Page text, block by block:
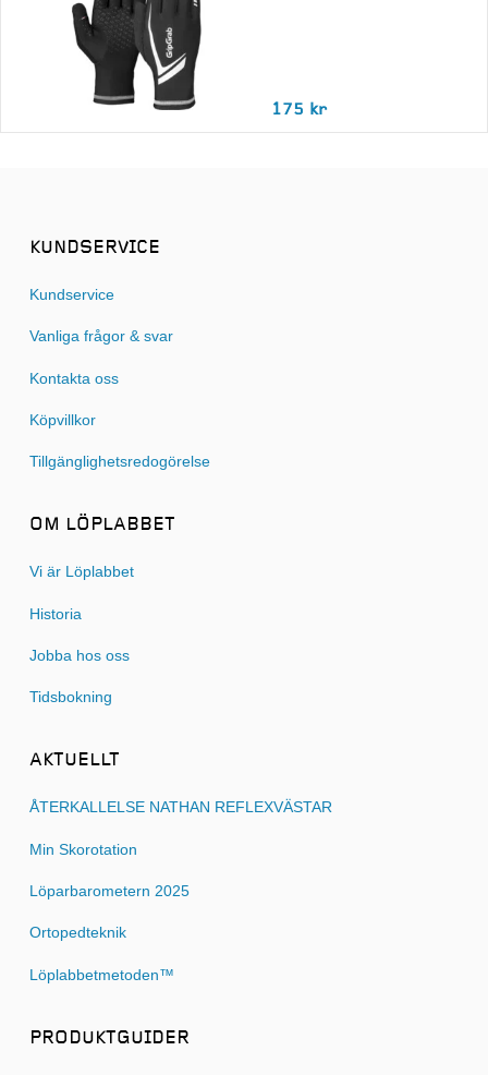
175 kr
KUNDSERVICE
Kundservice
Vanliga frågor & svar
Kontakta oss
Köpvillkor
Tillgänglighetsredogörelse
OM LÖPLABBET
Vi är Löplabbet
Historia
Jobba hos oss
Tidsbokning
AKTUELLT
ÅTERKALLELSE NATHAN REFLEXVÄSTAR
Min Skorotation
Löparbarometern 2025
Ortopedteknik
Löplabbetmetoden™
PRODUKTGUIDER